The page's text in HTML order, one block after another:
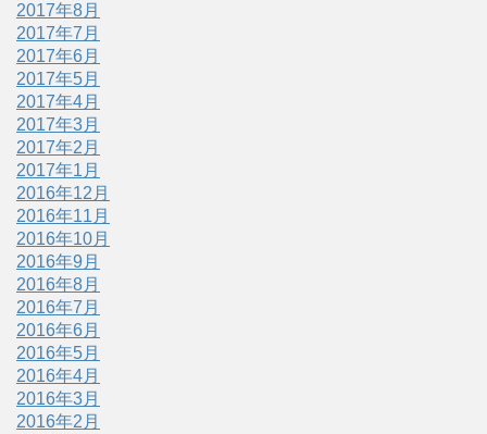
2017年8月
2017年7月
2017年6月
2017年5月
2017年4月
2017年3月
2017年2月
2017年1月
2016年12月
2016年11月
2016年10月
2016年9月
2016年8月
2016年7月
2016年6月
2016年5月
2016年4月
2016年3月
2016年2月